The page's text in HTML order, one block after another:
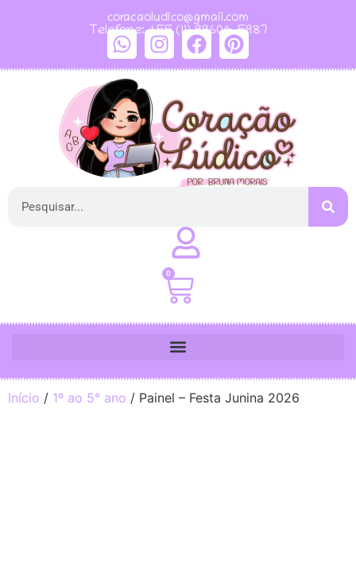
coracaoludico@gmail.com
Telefone: +55 (11) 99604-5987
0
Início / 1º ao 5° ano / Painel – Festa Junina 2026